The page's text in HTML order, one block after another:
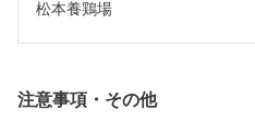
松本養鶏場
注意事項・その他